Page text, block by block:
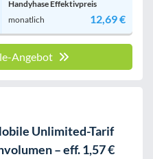
Handyhase Effektivpreis
monatlich
12,69 €
Angebot
Unlimited-Tarif
– eff. 1,57 €